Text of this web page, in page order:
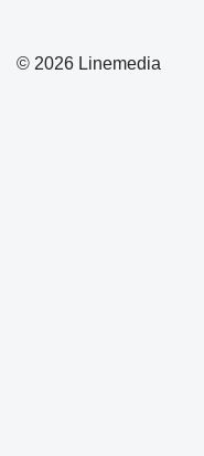
© 2026 Linemedia